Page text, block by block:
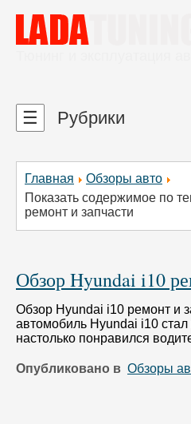
Главная
Обзоры авто
Показать содержимое по
ремонт и запчасти
Обзор Hyundai i10
Обзор Hyundai i10 ремонт и
автомобиль Hyundai i10
настолько понравился
Опубликовано в Обзоры
☰ Рубрики